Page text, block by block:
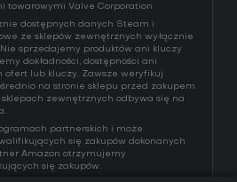
towarowymi Valve Corporation.
dostępnych danych Steam i
ze sklepów zewnętrznych wyłącznie
sprzedajemy produktów ani kluczy
dokładności, dostępności ani
ofert lub kluczy. Zawsze weryfikuj
na stronie sklepu przed zakupem.
zewnętrznych odbywa się na
partnerskich i może
się zakupów dokonanych
Amazon otrzymujemy
się zakupów.